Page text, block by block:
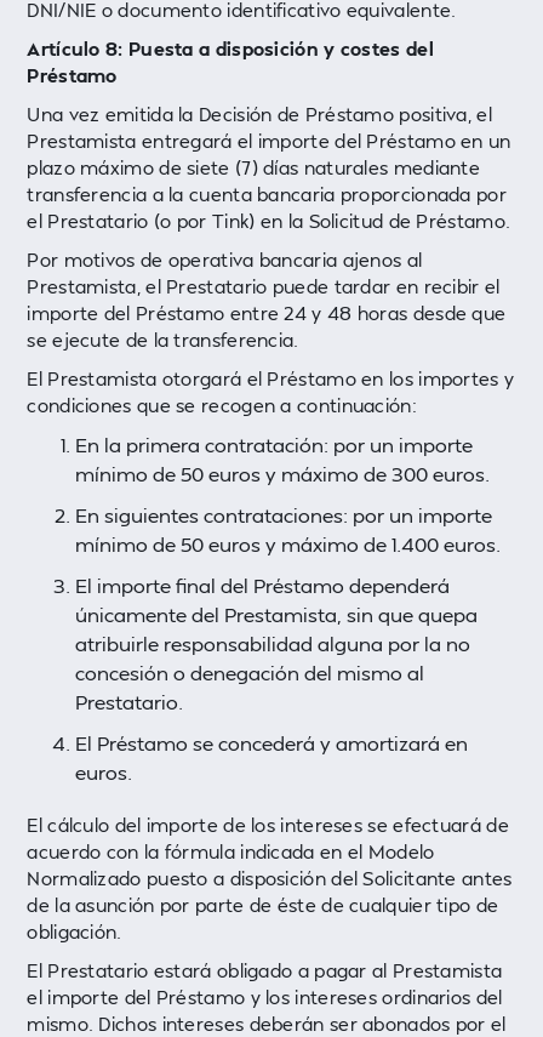
DNI/NIE o documento identificativo equivalente.
Artículo 8: Puesta a disposición y costes del
Préstamo
Una vez emitida la Decisión de Préstamo positiva, el
Prestamista entregará el importe del Préstamo en un
plazo máximo de siete (7) días naturales mediante
transferencia a la cuenta bancaria proporcionada por
el Prestatario (o por Tink) en la Solicitud de Préstamo.
Por motivos de operativa bancaria ajenos al
Prestamista, el Prestatario puede tardar en recibir el
importe del Préstamo entre 24 y 48 horas desde que
se ejecute de la transferencia.
El Prestamista otorgará el Préstamo en los importes y
condiciones que se recogen a continuación:
En la primera contratación: por un importe
mínimo de 50 euros y máximo de 300 euros.
En siguientes contrataciones: por un importe
mínimo de 50 euros y máximo de 1.400 euros.
El importe final del Préstamo dependerá
únicamente del Prestamista, sin que quepa
atribuirle responsabilidad alguna por la no
concesión o denegación del mismo al
Prestatario.
El Préstamo se concederá y amortizará en
euros.
El cálculo del importe de los intereses se efectuará de
acuerdo con la fórmula indicada en el Modelo
Normalizado puesto a disposición del Solicitante antes
de la asunción por parte de éste de cualquier tipo de
obligación.
El Prestatario estará obligado a pagar al Prestamista
el importe del Préstamo y los intereses ordinarios del
mismo. Dichos intereses deberán ser abonados por el